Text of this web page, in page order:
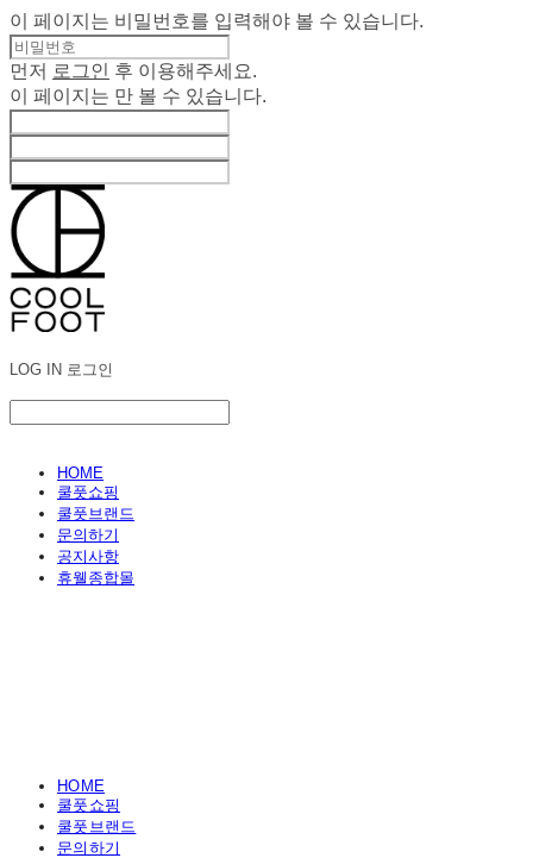
이 페이지는 비밀번호를 입력해야 볼 수 있습니다.
먼저 로그인
후 이용해주세요.
이 페이지는 만 볼 수 있습니다.
LOG IN 로그인
HOME
쿨풋쇼핑
쿨풋브랜드
문의하기
공지사항
휴웰종합몰
HOME
쿨풋쇼핑
쿨풋브랜드
문의하기